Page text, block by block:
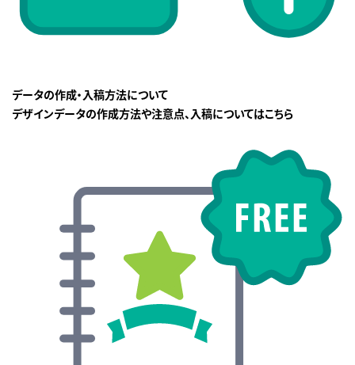
データの作成・入稿方法について
デザインデータの作成方法や注意点、入稿についてはこちら